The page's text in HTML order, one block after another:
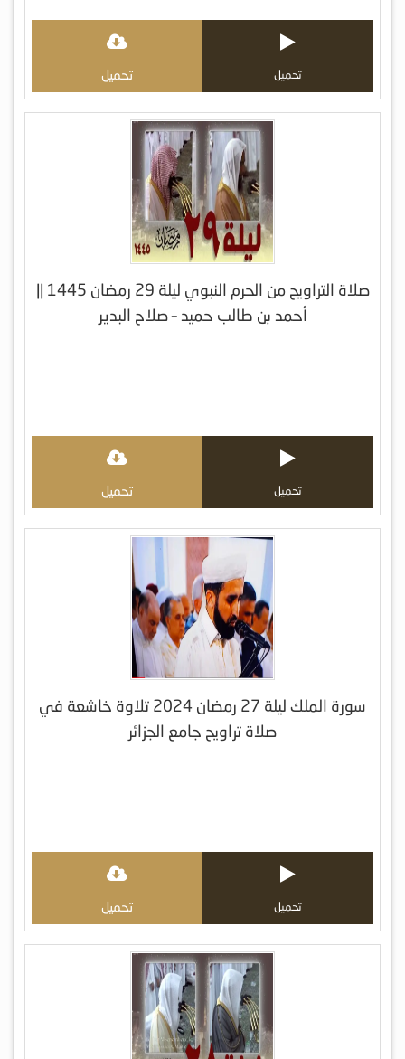
تحميل تحميل
صلاة التراويح من الحرم النبوي ليلة 29 رمضان 1445 ||
أحمد بن طالب حميد – صلاح البدير
تحميل تحميل
سورة الملك ليلة 27 رمضان 2024 تلاوة خاشعة في
صلاة تراويح جامع الجزائر
تحميل تحميل